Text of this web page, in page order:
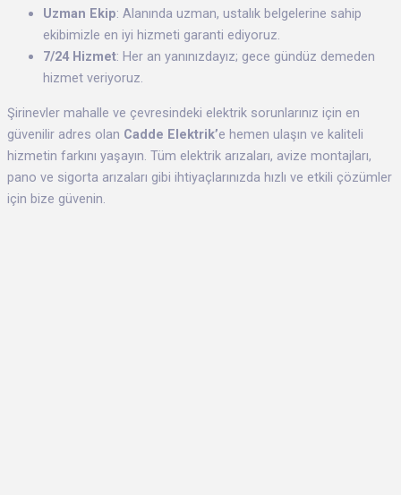
Uzman Ekip: Alanında uzman, ustalık belgelerine sahip
ekibimizle en iyi hizmeti garanti ediyoruz.
7/24 Hizmet: Her an yanınızdayız; gece gündüz demeden
hizmet veriyoruz.
Şirinevler mahalle ve çevresindeki elektrik sorunlarınız için en
güvenilir adres olan Cadde Elektrik’e hemen ulaşın ve kaliteli
hizmetin farkını yaşayın. Tüm elektrik arızaları, avize montajları,
pano ve sigorta arızaları gibi ihtiyaçlarınızda hızlı ve etkili çözümler
için bize güvenin.